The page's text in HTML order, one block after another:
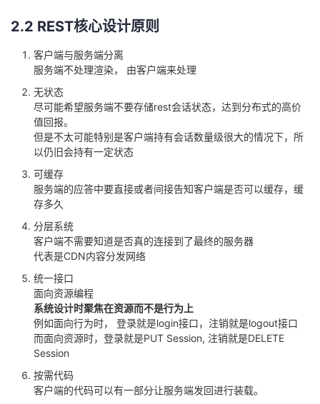
2.2 REST核心设计原则
客户端与服务端分离
服务端不处理渲染， 由客户端来处理
无状态
尽可能希望服务端不要存储rest会话状态，达到分布式的高价
值回报。
但是不太可能特别是客户端持有会话数量级很大的情况下，所
以仍旧会持有一定状态
可缓存
服务端的应答中要直接或者间接告知客户端是否可以缓存，缓
存多久
分层系统
客户端不需要知道是否真的连接到了最终的服务器
代表是CDN内容分发网络
统一接口
面向资源编程
系统设计时聚焦在资源而不是行为上
例如面向行为时， 登录就是login接口，注销就是logout接口
而面向资源时，登录就是PUT Session, 注销就是DELETE
Session
按需代码
客户端的代码可以有一部分让服务端发回进行装载。